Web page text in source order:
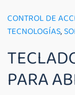
CONTROL DE
TECNOLOGÍAS,
PARA